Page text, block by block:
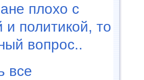
плохо с
и политикой, то
вопрос..
все